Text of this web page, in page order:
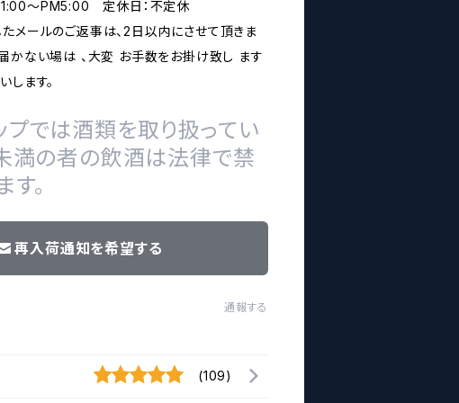
～PM5:00 定休日：不定休
メールのご返事は、2日以内にさせて頂きま
かない場は 、大変 お手数をお掛け致し ます
します。
プでは酒類を取り扱ってい
満の者の飲酒は法律で禁
。
再入荷通知を希望する
通報する
(109)